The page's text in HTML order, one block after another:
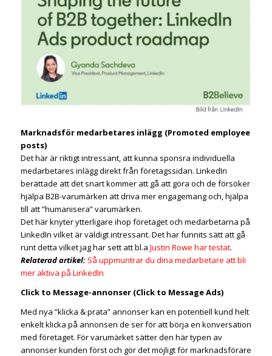
Marknadsför medarbetares inlägg (Promoted employee
posts)
Det här är riktigt intressant, att kunna sponsra individuella
medarbetares inlägg direkt från företagssidan. LinkedIn
berättade att det snart kommer att gå att göra och de försöker
hjälpa B2B-varumärken att driva mer engagemang och, hjälpa
till att ”humanisera” varumärken.
Det här knyter ytterligare ihop företaget och medarbetarna på
LinkedIn vilket är väldigt intressant. Det har funnits sätt att gå
runt detta vilket jag har sett att bl.a Justin Rowe har testat.
Relaterad artikel: Så uppmuntrar du dina medarbetare att bli
mer aktiva på LinkedIn
Click to Message-annonser (Click to Message Ads)
Med nya ”klicka & prata” annonser kan en potentiell kund helt
enkelt klicka på annonsen de ser för att börja en konversation
med företaget. För varumärket sätter den här typen av
annonser kunden först och gör det möjligt för marknadsförare